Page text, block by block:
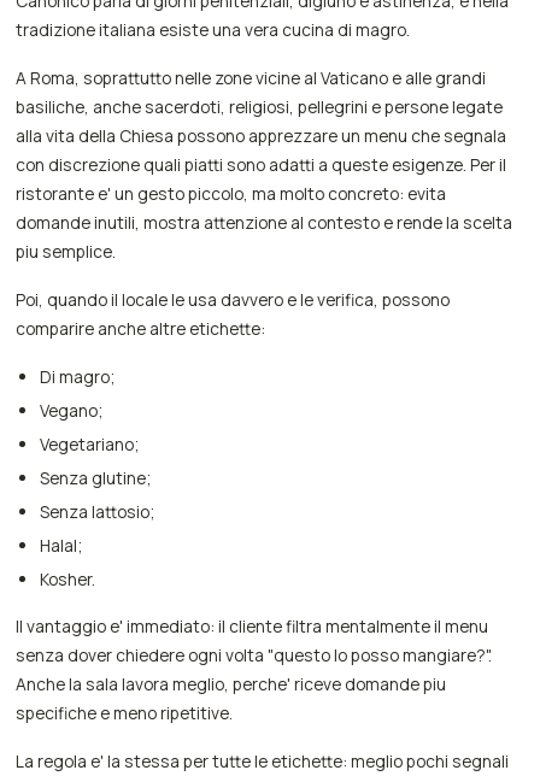
tradizione italiana esiste una vera cucina di magro.
A Roma, soprattutto nelle zone vicine al Vaticano e alle grandi
basiliche, anche sacerdoti, religiosi, pellegrini e persone legate
alla vita della Chiesa possono apprezzare un menu che segnala
con discrezione quali piatti sono adatti a queste esigenze. Per il
ristorante e' un gesto piccolo, ma molto concreto: evita
domande inutili, mostra attenzione al contesto e rende la scelta
piu semplice.
Poi, quando il locale le usa davvero e le verifica, possono
comparire anche altre etichette:
Di magro;
Vegano;
Vegetariano;
Senza glutine;
Senza lattosio;
Halal;
Kosher.
Il vantaggio e' immediato: il cliente filtra mentalmente il menu
senza dover chiedere ogni volta "questo lo posso mangiare?".
Anche la sala lavora meglio, perche' riceve domande piu
specifiche e meno ripetitive.
La regola e' la stessa per tutte le etichette: meglio pochi segnali